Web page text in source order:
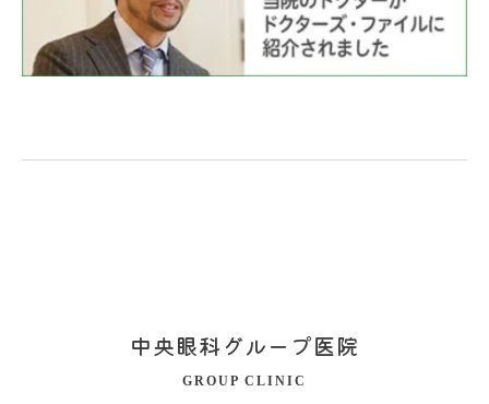
中央眼科グループ医院
GROUP CLINIC